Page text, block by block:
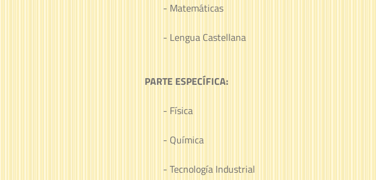
- Matemáticas
- Lengua Castellana
PARTE ESPECÍFICA:
- Física
- Química
- Tecnología Industrial